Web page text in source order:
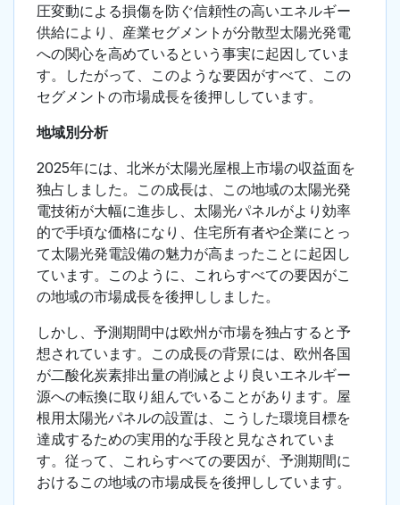
圧変動による損傷を防ぐ信頼性の高いエネルギー
供給により、産業セグメントが分散型太陽光発電
への関心を高めているという事実に起因していま
す。したがって、このような要因がすべて、この
セグメントの市場成長を後押ししています。
地域別分析
2025年には、北米が太陽光屋根上市場の収益面を
独占しました。この成長は、この地域の太陽光発
電技術が大幅に進歩し、太陽光パネルがより効率
的で手頃な価格になり、住宅所有者や企業にとっ
て太陽光発電設備の魅力が高まったことに起因し
ています。このように、これらすべての要因がこ
の地域の市場成長を後押ししました。
しかし、予測期間中は欧州が市場を独占すると予
想されています。この成長の背景には、欧州各国
が二酸化炭素排出量の削減とより良いエネルギー
源への転換に取り組んでいることがあります。屋
根用太陽光パネルの設置は、こうした環境目標を
達成するための実用的な手段と見なされていま
す。従って、これらすべての要因が、予測期間に
おけるこの地域の市場成長を後押ししています。